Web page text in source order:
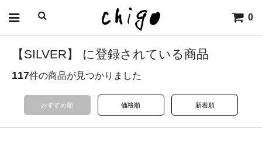
0
【SILVER】 に登録されている商品
117件の商品が見つかりました
おすすめ順 価格順 新着順